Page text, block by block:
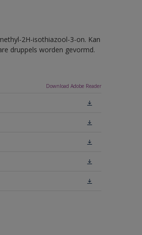
2H-isothiazool-3-on. Kan
druppels worden gevormd.
Download Adobe Reader